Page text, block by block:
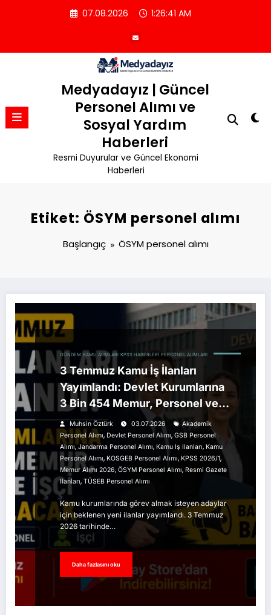
07.08.2026 1:26:41 AM
Medyadayız | Güncel
Personel Alımı ve
Sosyal Yardım
Haberleri
Resmi Duyurular ve Güncel Ekonomi
Haberleri
Etiket: ÖSYM personel alımı
Başlangıç ÖSYM personel alımı
GÜNDEM KAMU ALIMLARI KPSS HABERLERI PERSONEL ALIMLARI
3 Temmuz Kamu İş İlanları
Yayımlandı: Devlet Kurumlarına
3 Bin 454 Memur, Personel ve
İşçi Alımı Yapılacak
Muhsin Öztürk 03.07.2026
Akademik
Personel Alımı, Devlet Personel Alımı, GSB Personel
Alımı,Jandarma Personel Alımı, Kamu Iş Ilanları, Kamu
Personel Alımı, KOSGEB Personel Alımı, KPSS 2026/1,
Memur Alımı 2026, ÖSYM Personel Alımı, Resmi Gazete
Ilanları, TÜSEB Personel Alımı
Kamu kurumlarında görev almak isteyen adaylar
için beklenen yeni ilanlar yayımlandı. 3 Temmuz
2026 tarihinde…
Daha fazlasını oku